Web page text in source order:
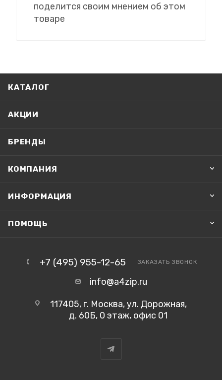
поделится своим мнением об этом
товаре
КАТАЛОГ
АКЦИИ
БРЕНДЫ
КОМПАНИЯ
ИНФОРМАЦИЯ
ПОМОЩЬ
+7 (495) 955-12-65 ЗАКАЗАТЬ ЗВОНОК
info@a4zip.ru
117405, г. Москва, ул. Дорожная,
д. 60Б, 0 этаж, офис 01